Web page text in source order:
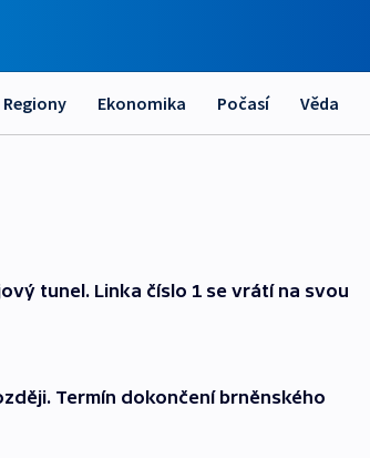
Regiony Ekonomika Počasí Věda
tunel. Linka číslo 1 se vrátí na svou
Termín dokončení brněnského